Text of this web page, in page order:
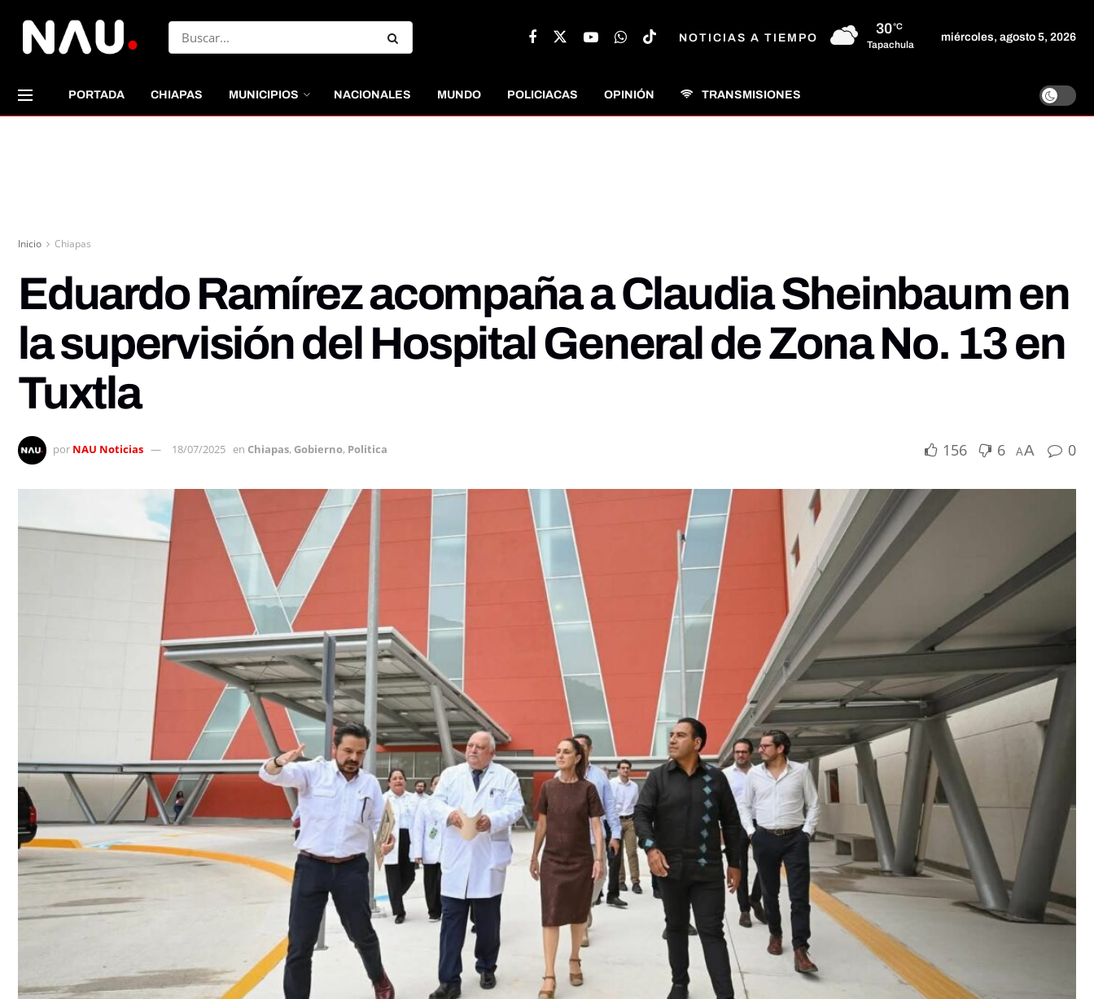
NOTICIAS A TIEMPO
30°C
Tapachula
miércoles, agosto 5, 2026
PORTADA CHIAPAS MUNICIPIOS NACIONALES MUNDO POLICIACAS OPINIÓN TRANSMISIONES
Inicio Chiapas
Eduardo Ramírez acompaña a Claudia Sheinbaum en
la supervisión del Hospital General de Zona No. 13 en
Tuxtla
por NAU Noticias 18/07/2025 en Chiapas, Gobierno, Politica 156 6 AA 0